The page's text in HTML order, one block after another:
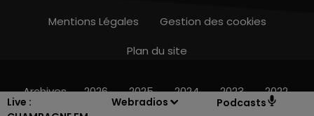
Live :
Webradios Podcasts
Mentions Légales
Gestion des cookies
Plan du site
Archives 2026 2025 2024 2023 2022